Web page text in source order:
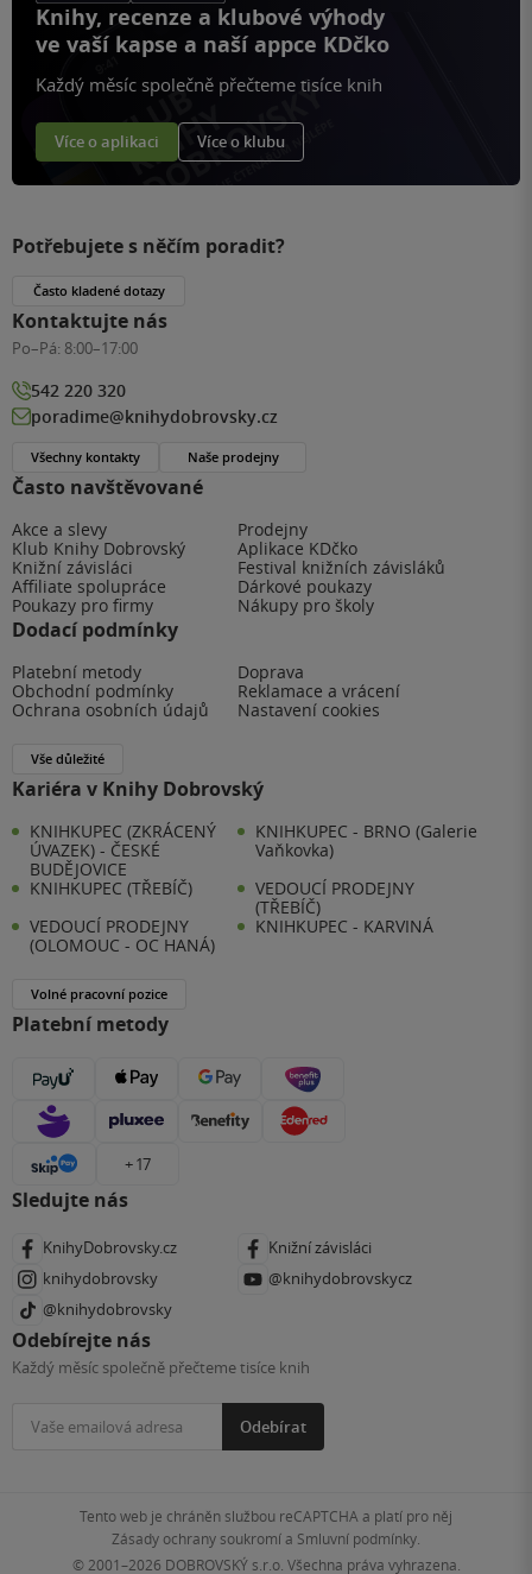
Knihy, recenze a klubové výhody
ve vaší kapse a naší appce KDčko
Každý měsíc společně přečteme tisíce knih
Více o aplikaci Více o klubu
Často navštěvované
Akce a slevy
Prodejny
Klub Knihy Dobrovský
Aplikace KDčko
Knižní závisláci
Festival knižních závisláků
Affiliate spolupráce
Dárkové poukazy
Poukazy pro firmy
Nákupy pro školy
Dodací podmínky
Platební metody
Doprava
Obchodní podmínky
Reklamace a vrácení
Ochrana osobních údajů
Nastavení cookies
Vše důležité
Kariéra v Knihy Dobrovský
KNIHKUPEC (ZKRÁCENÝ
ÚVAZEK) - ČESKÉ
BUDĚJOVICE
KNIHKUPEC - BRNO (Galerie
Vaňkovka)
KNIHKUPEC (TŘEBÍČ)
VEDOUCÍ PRODEJNY
(TŘEBÍČ)
VEDOUCÍ PRODEJNY
(OLOMOUC - OC HANÁ)
KNIHKUPEC - KARVINÁ
Volné pracovní pozice
Platební metody
+ 17
Sledujte nás
KnihyDobrovsky.cz
Knižní závisláci
knihydobrovsky
@knihydobrovskycz
@knihydobrovsky
Odebírejte nás
Každý měsíc společně přečteme tisíce knih
Odebírat
Potřebujete s něčím poradit?
Často kladené dotazy
Kontaktujte nás
Po–Pá: 8:00–17:00
542 220 320
poradime@knihydobrovsky.cz
Všechny kontakty Naše prodejny
Tento web je chráněn službou reCAPTCHA a platí pro něj
Zásady ochrany soukromía Smluvní podmínky
© 2001–2026 DOBROVSKÝ s.r.o. Všechna práva vyhrazena.